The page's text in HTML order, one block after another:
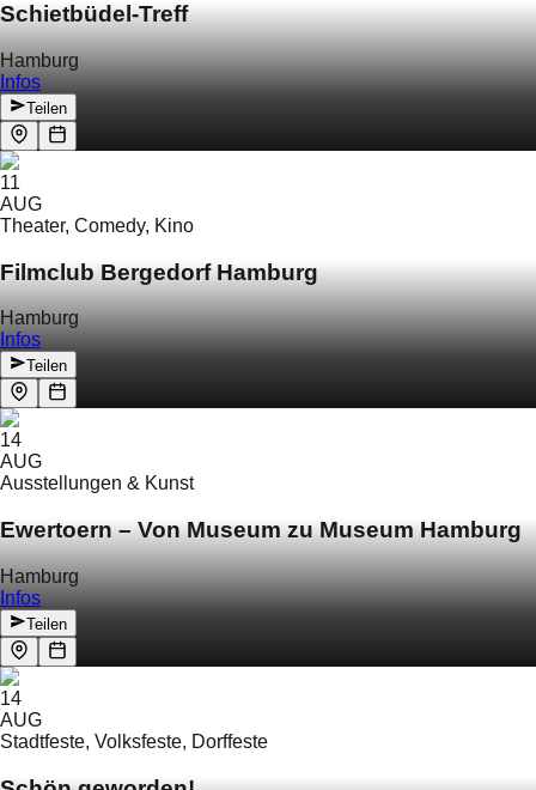
Schietbüdel-Treff
Hamburg
Infos
Teilen
11
AUG
Theater, Comedy, Kino
Filmclub Bergedorf Hamburg
Hamburg
Infos
Teilen
14
AUG
Ausstellungen & Kunst
Ewertoern – Von Museum zu Museum Hamburg
Hamburg
Infos
Teilen
14
AUG
Stadtfeste, Volksfeste, Dorffeste